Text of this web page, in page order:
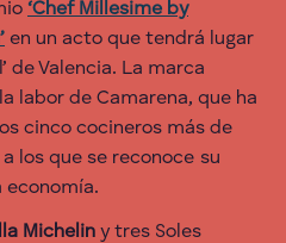
‘Chef Millesime by
en un acto que tendrá lugar
de Valencia. La marca
labor de Camarena, que ha
cinco cocineros más de
los que se reconoce su
Michelin y tres Soles